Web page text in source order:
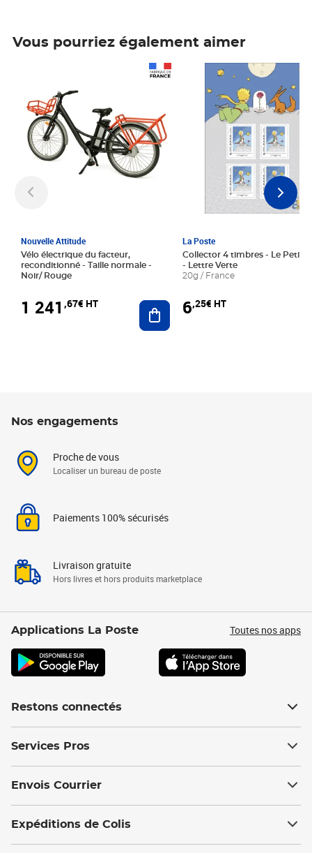
Vous pourriez également aimer
Nouvelle Attitude
Vélo électrique du facteur,
reconditionné - Taille normale -
Noir/ Rouge
1 241 ,67€ HT Ajouter au panier
La Poste
Collector 4 timbres - Le Petit
- Lettre Verte
20g / France
6,25€ HT
Prix 6,25€ HT
Nos engagements
Proche de vous
Localiser un bureau de poste
Paiements 100% sécurisés
Livraison gratuite
Hors livres et hors produits marketplace
Applications La Poste Toutes nos apps
Restons connectés
Services Pros
Envois Courrier
Expéditions de Colis